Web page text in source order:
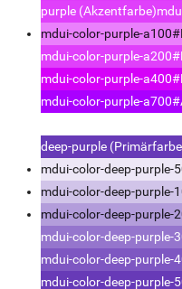
purple (Akzentfarbe)
mdui-color-purple-a100
mdui-color-purple-a200
mdui-color-purple-a400
mdui-color-purple-a700
deep-purple
mdui-color-deep-purple-
mdui-color-deep-purple-
mdui-color-deep-purple-
mdui-color-deep-purple-
mdui-color-deep-purple-
mdui-color-deep-purple-